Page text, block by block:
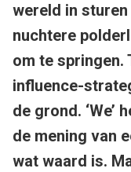
wereld in
nuchtere
om te springen.
influence-
de grond. ‘We’
de mening van
wat waard is.